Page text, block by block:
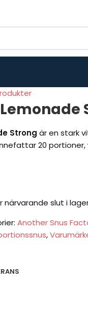
Lemonade
Strong är en stark
20
närvarande slut i
Another Snus
,